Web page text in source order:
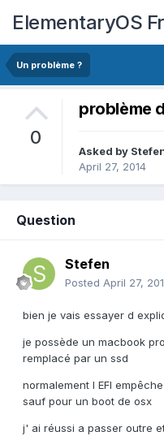
ElementaryOS
Un problème ?
0
problème
Asked by
April 27, 2014
Question
Stefen
Posted April 27,
bien je vais essayer d
je possède un macbook
remplacé par un ssd
normalement l EFI
sauf pour un boot de osx
j' ai réussi a passer outre